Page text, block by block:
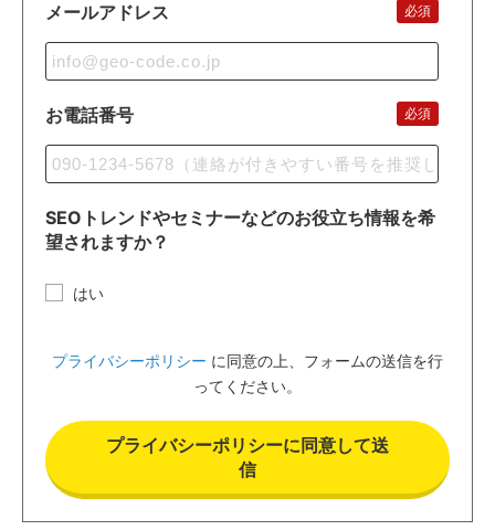
メールアドレス 必須
お電話番号 必須
SEOトレンドやセミナーなどのお役立ち情報を希
望されますか？
はい
プライバシーポリシー に同意の上、フォームの送信を行
ってください。
プライバシーポリシーに同意して送
信